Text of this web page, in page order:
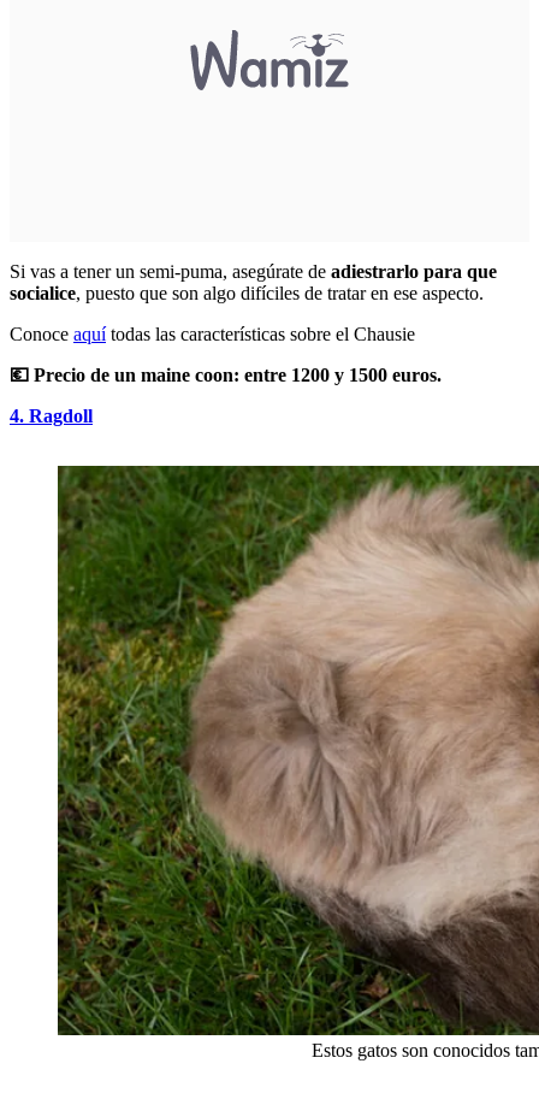
Si vas a tener un semi-puma, asegúrate de adiestrarlo para que
socialice, puesto que son algo difíciles de tratar en ese aspecto.
Conoce aquítodas las características sobre el Chausie
💶 Precio de un maine coon: entre 1200 y 1500 euros.
4. Ragdoll
Estos gatos son conocidos